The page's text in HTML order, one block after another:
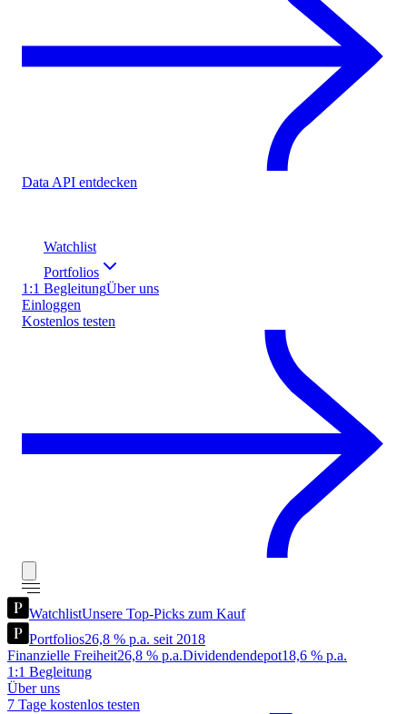
Data API entdecken
Watchlist
Portfolios
1:1 BegleitungÜber uns
Einloggen
Kostenlos testen
WatchlistUnsere Top-Picks zum Kauf
Portfolios26,8 % p.a. seit 2018
Finanzielle Freiheit26,8 % p.a.Dividendendepot18,6 % p.a.
1:1 Begleitung
Über uns
7 Tage kostenlos testen